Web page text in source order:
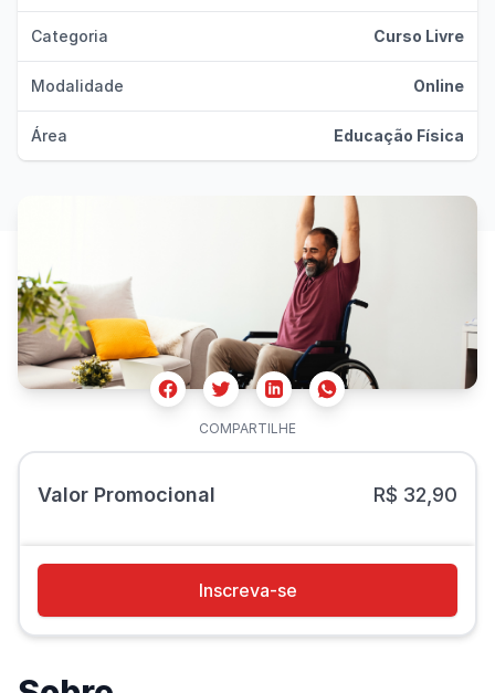
Categoria Curso Livre
Modalidade Online
Área Educação Física
FacebookTwitterLinkedinWhatsapp
COMPARTILHE
Valor Promocional R$ 32,90
Inscreva-se